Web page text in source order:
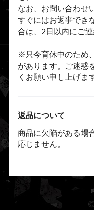
なお、お問い合わせ
すぐにはお返事でき
合は、2日以内にご連
※只今育休中のため
があります。ご迷惑
くお願い申し上げま
返品について
商品に欠陥がある場
応じません。
©